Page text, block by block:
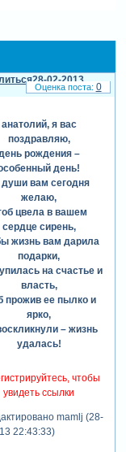
28-02-2013
анатолий, я вас
поздравляю,
рождения –
день!
души вам сегодня
желаю,
цвела в вашем
сердце сирень,
жизнь вам дарила
подарки,
на счастье и
власть,
прожив ее пылко и
ярко,
– жизнь
удалась!
чтобы
увидеть ссылки
mamlj (28-
22:43:33)
0